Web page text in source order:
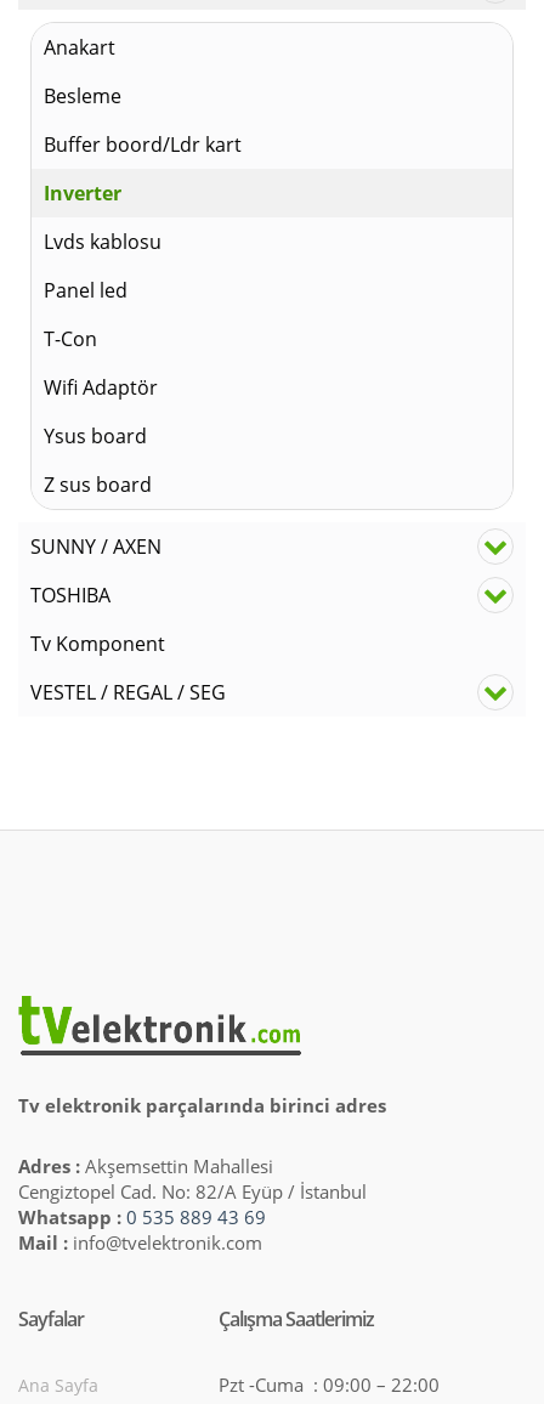
Anakart
Besleme
Buffer boord/Ldr kart
Inverter
Lvds kablosu
Panel led
T-Con
Wifi Adaptör
Ysus board
Z sus board
SUNNY / AXEN
TOSHIBA
Tv Komponent
VESTEL / REGAL / SEG
Tv elektronik parçalarında birinci adres
Adres : Akşemsettin Mahallesi
Cengiztopel Cad. No: 82/A Eyüp / İstanbul
Whatsapp : 0 535 889 43 69
Mail : info@tvelektronik.com
Sayfalar
Ana Sayfa
Çalışma Saatlerimiz
Pzt -Cuma : 09:00 – 22:00